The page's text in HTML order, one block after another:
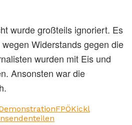
wurde großteils ignoriert. Es
Widerstands gegen die
wurden mit Eis und
Ansonsten war die
FPÖKickl
sendenteilen